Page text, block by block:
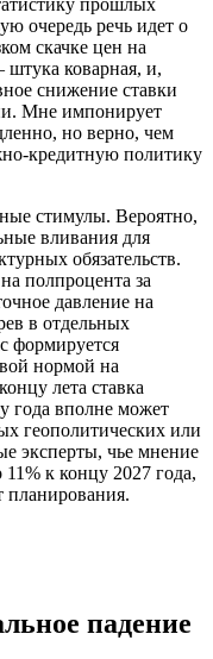
очередь речь идет о
скачке цен на
коварная, и,
снижение ставки
Мне импонирует
но верно, чем
кредитную политику
стимулы. Вероятно,
вливания для
обязательств.
полпроцента за
давление на
в отдельных
формируется
нормой на
лета ставка
года вполне может
геополитических или
эксперты, чье мнение
к концу 2027 года,
планирования.
падение